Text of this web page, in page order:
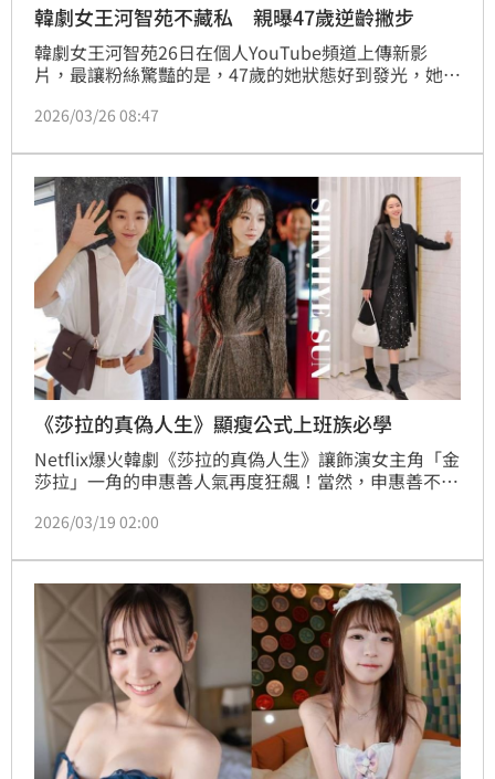
韓劇女王河智苑不藏私 親曝47歲逆齡撇步
韓劇女王河智苑26日在個人YouTube頻道上傳新影
片，最讓粉絲驚豔的是，47歲的她狀態好到發光，她也
2026/03/26 08:47
《莎拉的真偽人生》顯瘦公式上班族必學
Netflix爆火韓劇《莎拉的真偽人生》讓飾演女主角「金
莎拉」一角的申惠善人氣再度狂飆！當然，申惠善不僅
能利用衣櫃尋常的單品去堆疊出乾淨俐落又高級的通勤
難怪網友狂搜她的同款穿搭清單。本篇也來解析申惠善
私服穿搭技巧，跟著抄筆記就對了。
2026/03/19 02:00